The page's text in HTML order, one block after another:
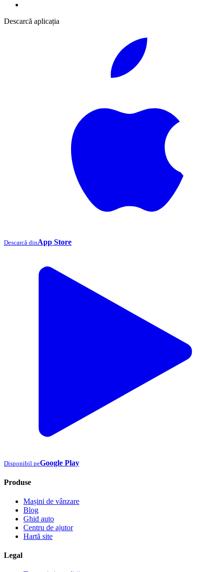
Descarcă aplicația
Descarcă dinApp Store
Disponibil peGoogle Play
Produse
Mașini de vânzare
Blog
Ghid auto
Centru de ajutor
Hartă site
Legal